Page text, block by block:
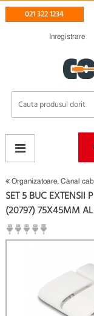
021 322 1234
Inregistrare
Organizatoare, Canal
SET 5 BUC EXTENSII
(20797) 75X45MM
(